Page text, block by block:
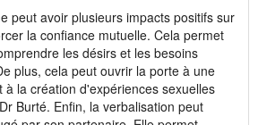
peut avoir plusieurs impacts positifs sur
la confiance mutuelle. Cela permet
les désirs et les besoins
plus, cela peut ouvrir la porte à une
à la création d'expériences sexuelles
Burté. Enfin, la verbalisation peut